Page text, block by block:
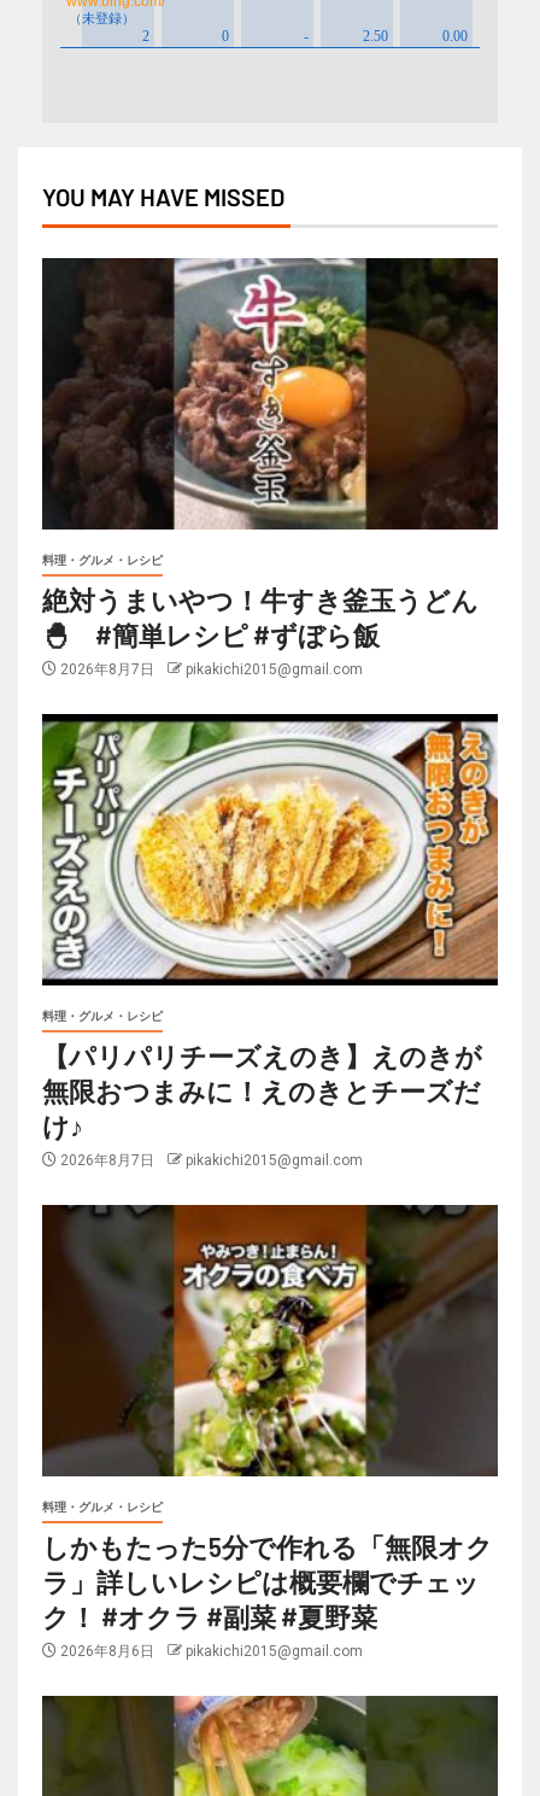
YOU MAY HAVE MISSED
料理・グルメ・レシピ
絶対うまいやつ！牛すき釜玉うどん
🐣 #簡単レシピ #ずぼら飯
2026年8月7日 pikakichi2015@gmail.com
料理・グルメ・レシピ
【パリパリチーズえのき】えのきが
無限おつまみに！えのきとチーズだ
け♪
2026年8月7日 pikakichi2015@gmail.com
料理・グルメ・レシピ
しかもたった5分で作れる「無限オク
ラ」詳しいレシピは概要欄でチェッ
ク！ #オクラ #副菜 #夏野菜
2026年8月6日 pikakichi2015@gmail.com